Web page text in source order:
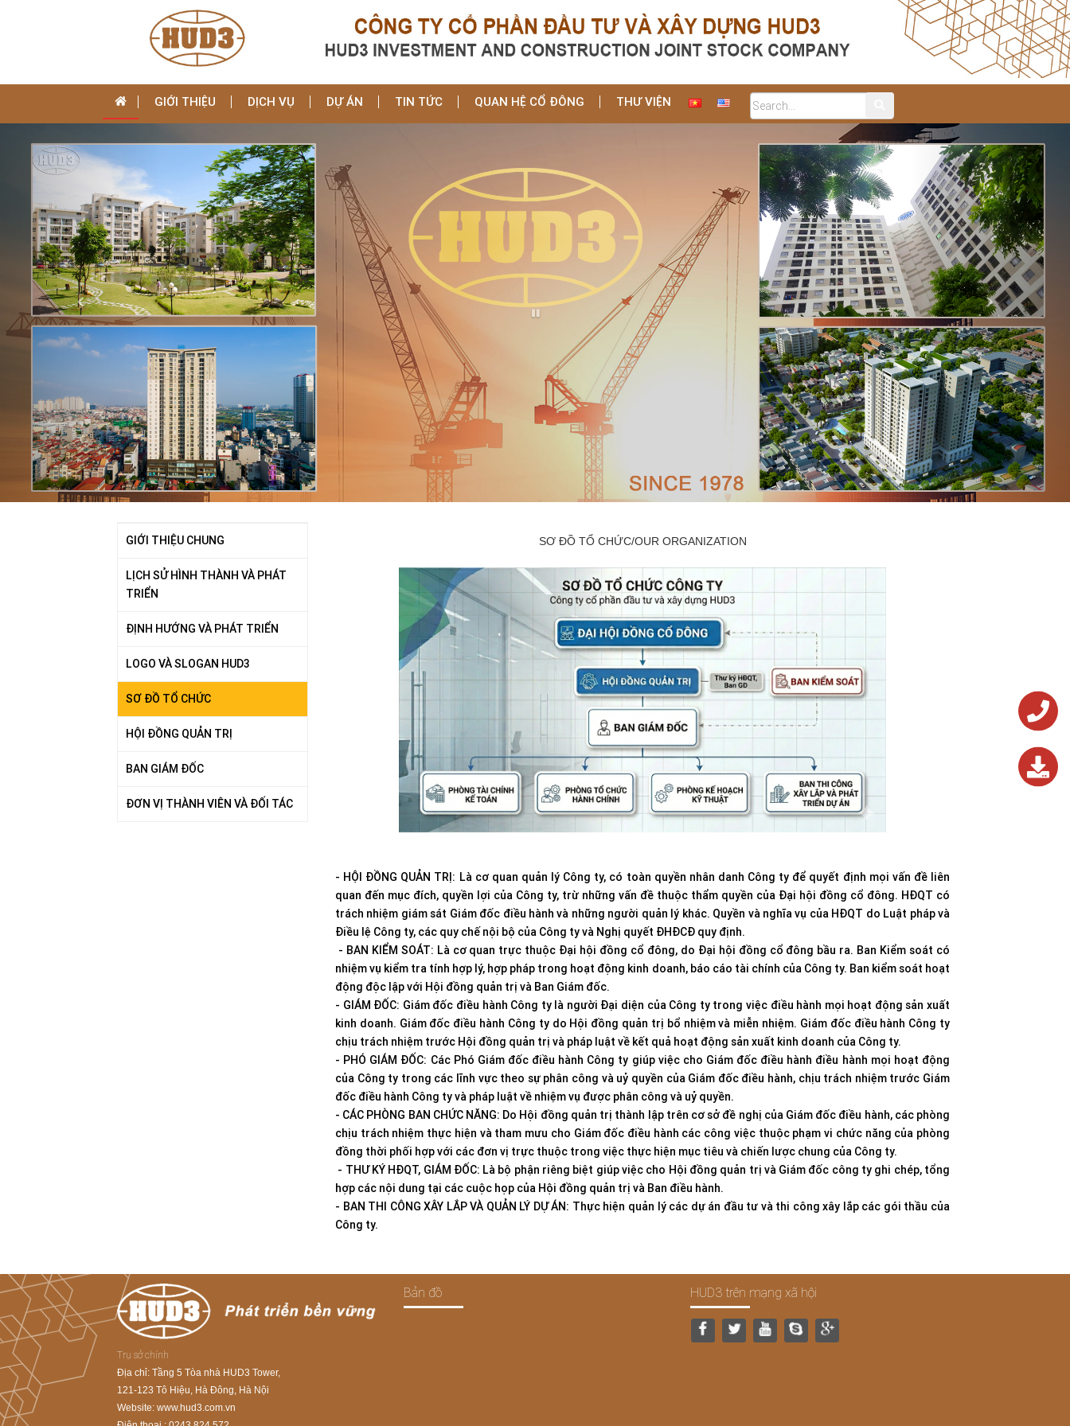
GIỚI THIỆU DỊCH VỤ DỰ ÁN TIN TỨC QUAN HỆ CỔ ĐÔNG THƯ VIỆN
GIỚI THIỆU CHUNG
LỊCH SỬ HÌNH THÀNH VÀ PHÁT
TRIỂN
ĐỊNH HƯỚNG VÀ PHÁT TRIỂN
LOGO VÀ SLOGAN HUD3
SƠ ĐỒ TỔ CHỨC
HỘI ĐỒNG QUẢN TRỊ
BAN GIÁM ĐỐC
ĐƠN VỊ THÀNH VIÊN VÀ ĐỐI TÁC
SƠ ĐỒ TỔ CHỨC/OUR ORGANIZATION
- HỘI ĐỒNG QUẢN TRỊ: Là cơ quan quản lý Công ty, có toàn quyền nhân danh Công ty để quyết định mọi vấn đề liên
quan đến mục đích, quyền lợi của Công ty, trừ những vấn đề thuộc thẩm quyền của Đại hội đồng cổ đông. HĐQT có
trách nhiệm giám sát Giám đốc điều hành và những người quản lý khác. Quyền và nghĩa vụ của HĐQT do Luật pháp và
Điều lệ Công ty, các quy chế nội bộ của Công ty và Nghị quyết ĐHĐCĐ quy định.
- BAN KIỂM SOÁT: Là cơ quan trực thuộc Đại hội đồng cổ đông, do Đại hội đồng cổ đông bầu ra. Ban Kiểm soát có
nhiệm vụ kiểm tra tính hợp lý, hợp pháp trong hoạt động kinh doanh, báo cáo tài chính của Công ty. Ban kiểm soát hoạt
động độc lập với Hội đồng quản trị và Ban Giám đốc.
- GIÁM ĐỐC: Giám đốc điều hành Công ty là người Đại diện của Công ty trong việc điều hành mọi hoạt động sản xuất
kinh doanh. Giám đốc điều hành Công ty do Hội đồng quản trị bổ nhiệm và miễn nhiệm. Giám đốc điều hành Công ty
chịu trách nhiệm trước Hội đồng quản trị và pháp luật về kết quả hoạt động sản xuất kinh doanh của Công ty.
- PHÓ GIÁM ĐỐC: Các Phó Giám đốc điều hành Công ty giúp việc cho Giám đốc điều hành điều hành mọi hoạt động
của Công ty trong các lĩnh vực theo sự phân công và uỷ quyền của Giám đốc điều hành, chịu trách nhiệm trước Giám
đốc điều hành Công ty và pháp luật về nhiệm vụ được phân công và uỷ quyền.
- CÁC PHÒNG BAN CHỨC NĂNG: Do Hội đồng quản trị thành lập trên cơ sở đề nghị của Giám đốc điều hành, các phòng
chịu trách nhiệm thực hiện và tham mưu cho Giám đốc điều hành các công việc thuộc phạm vi chức năng của phòng
đồng thời phối hợp với các đơn vị trực thuộc trong việc thực hiện mục tiêu và chiến lược chung của Công ty.
- THƯ KÝ HĐQT, GIÁM ĐỐC: Là bộ phận riêng biệt giúp việc cho Hội đồng quản trị và Giám đốc công ty ghi chép, tổng
hợp các nội dung tại các cuộc họp của Hội đồng quản trị và Ban điều hành.
- BAN THI CÔNG XÂY LẮP VÀ QUẢN LÝ DỰ ÁN: Thực hiện quản lý các dự án đầu tư và thi công xây lắp các gói thầu của
Công ty.
Trụ sở chính
Địa chỉ: Tầng 5 Tòa nhà HUD3 Tower,
121-123 Tô Hiệu, Hà Đông, Hà Nội
Website: www.hud3.com.vn
Bản đồ HUD3 trên mạng xã hội
0243.824.572